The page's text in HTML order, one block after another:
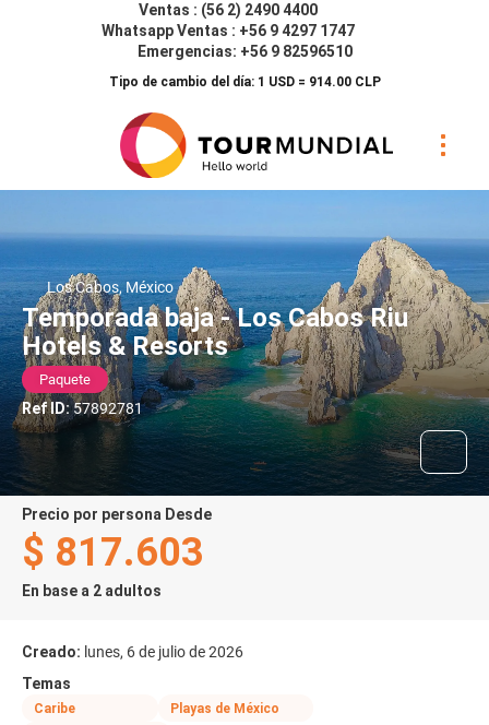
Ventas : (56 2) 2490 4400
Whatsapp Ventas : +56 9 4297 1747
Emergencias: +56 9 82596510
Tipo de cambio del día: 1 USD = 914.00 CLP
Los Cabos, México
Temporada baja - Los Cabos Riu
Hotels & Resorts
Paquete
Ref ID:57892781
precio por persona Desde
$ 817.603
En base a 2 adultos
Creado: lunes, 6 de julio de 2026
Temas
Caribe
Playas de México